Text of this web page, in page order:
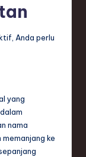
Anda perlu
yang
nama
memanjang ke